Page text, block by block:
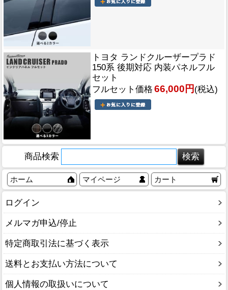
トヨタ ランドクルーザープラド
150系 後期対応 内装パネルフル
セット
フルセット価格 66,000円 (税込)
商品検索
ホーム マイページ カート
ログイン
メルマガ申込/停止
特定商取引法に基づく表示
送料とお支払い方法について
個人情報の取扱いについて